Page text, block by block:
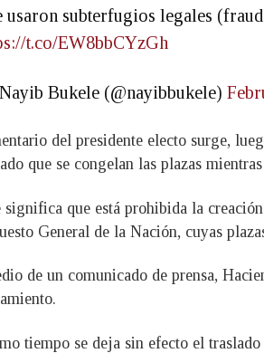
usaron subterfugios legales
t.co/EW8bbCYzGh
Bukele (@nayibbukele)
del presidente electo surge,
que se congelan las plazas
significa que está prohibida la
General de la Nación, cuyas
de un comunicado de prensa,
tiempo se deja sin efecto el